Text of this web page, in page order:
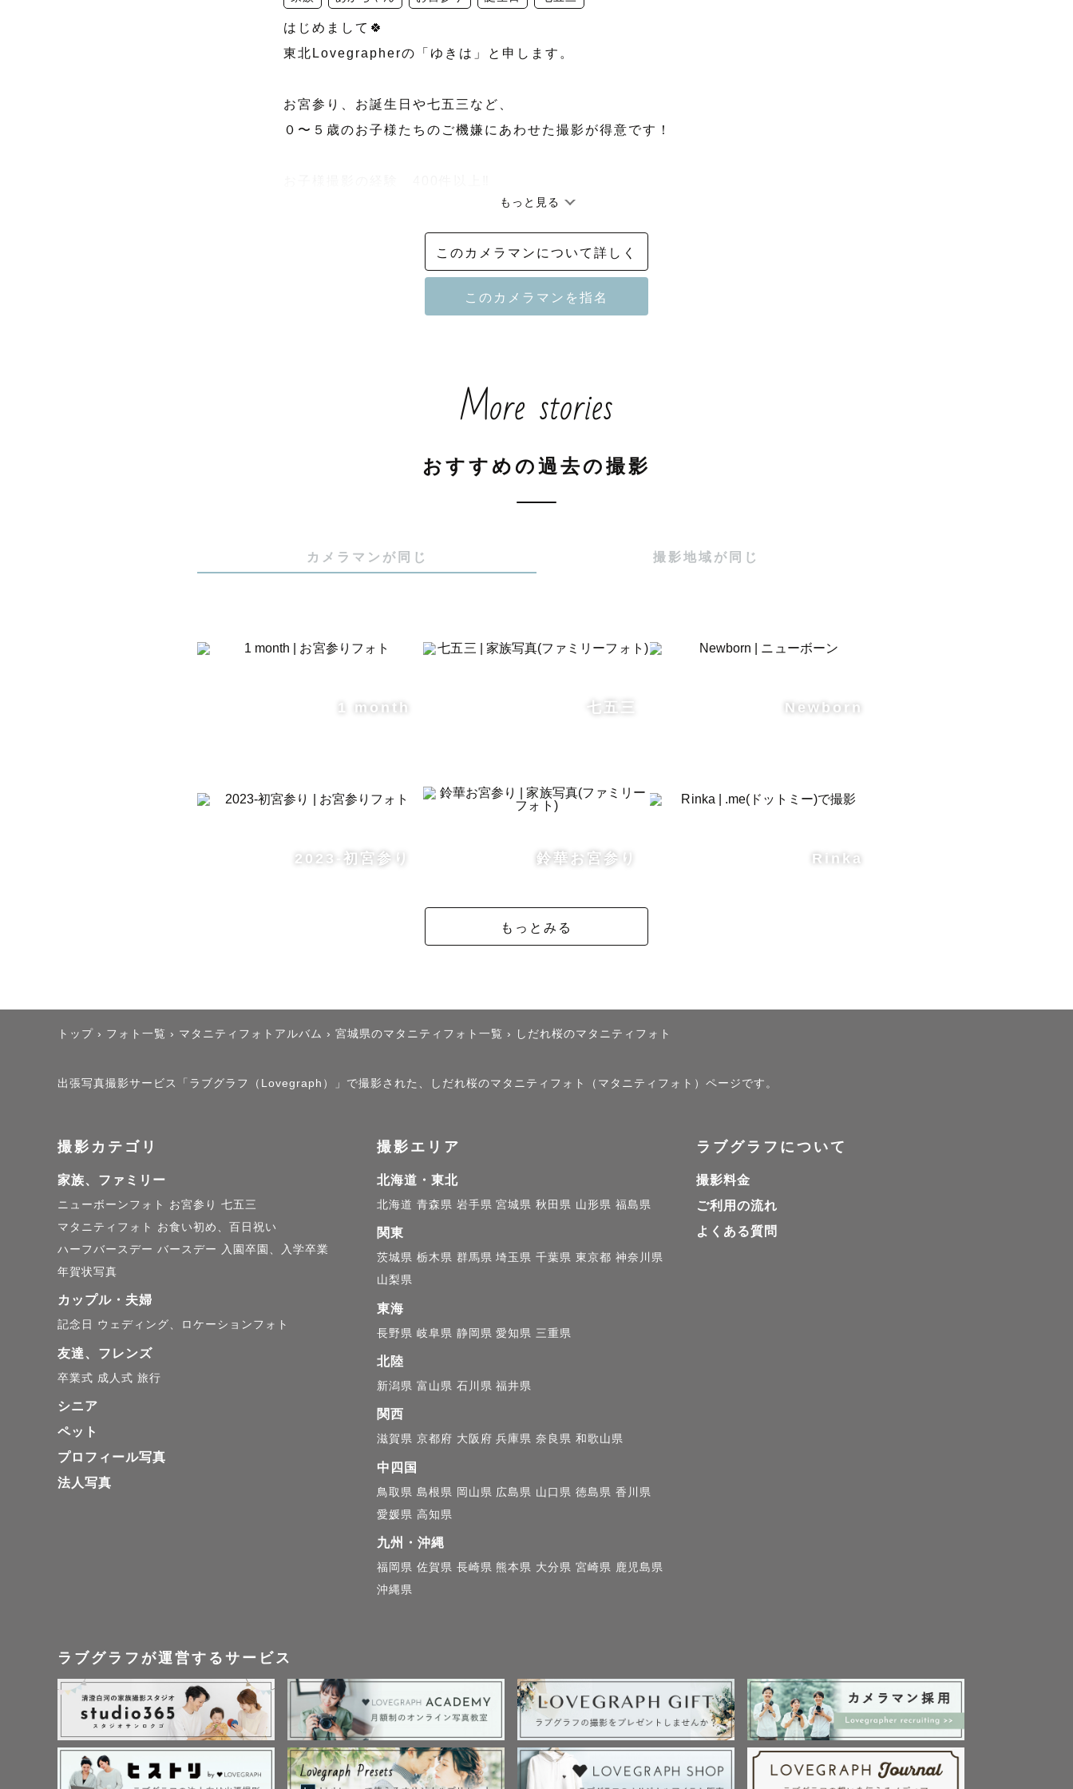
はじめまして🍀
東北Lovegrapherの「ゆきは」と申します。
お宮参り、お誕生日や七五三など、
０〜５歳のお子様たちのご機嫌にあわせた撮影が得意です！
「うちの子可愛い❤️」がいっぱいつまったお写真をお届けします！
🌱人見知りさん、イヤイヤさんも大丈夫！
お子様のご機嫌最優先ですすめていきます
🌱初めてのおでかけも安心！
産後ヨガと親子ふれあい遊び講師として６年の活動歴あり
🔸出張撮影は柔軟な対応ができます。
ご家族と同じ目線でお子さまを見守りながら、撮影をすすめていきます。
親子の活動を長らく続けているためか、
「すごく人見知りなのに、今日は大丈夫みたいです！」と
言っていただくことがとても多いです♡
🔸2人目のお子様のマタニティ撮影や初宮参り
ママのお体の負担や、上のお子様も不安定な時期。
私自身２歳差育児を経験しています。
上のお子様への声かけ、下の子のお世話、最大限サポートさせて頂きます。
🔸お宮参りや七五三
神様にご挨拶に行く大切な行事。
人気の神社様は繁忙期には週３回や１日２回お伺いすることも。
毎回下見も行いますので、当日のご案内はお任せください。
もっと見る
このカメラマンについて詳しく
More stories
おすすめの過去の撮影
カメラマンが同じ 撮影地域が同じ
1 month 七五三 Newborn
2023-初宮参り 鈴華お宮参り Rinka
もっとみる
トップ › フォト一覧 › マタニティフォトアルバム › 宮城県のマタニティフォト一覧 › しだれ桜のマタニティフォト
出張写真撮影サービス「ラブグラフ（Lovegraph）」で撮影された、しだれ桜のマタニティフォト（マタニティフォト）ページです。
撮影カテゴリ
家族、ファミリー
ニューボーンフォト お宮参り 七五三
マタニティフォト
お食い初め、百日祝い
ハーフバースデー バースデー
入園卒園、入学卒業
年賀状写真
カップル・夫婦
記念日 ウェディング、ロケーションフォト
友達、フレンズ
卒業式 成人式 旅行
シニア
ペット
プロフィール写真
法人写真
撮影エリア
北海道・東北
北海道 青森県 岩手県 宮城県 秋田県 山形県 福島県
関東
茨城県 栃木県 群馬県 埼玉県 千葉県 東京都 神奈川県
山梨県
東海
長野県 岐阜県 静岡県 愛知県 三重県
北陸
新潟県 富山県 石川県 福井県
関西
滋賀県 京都府 大阪府 兵庫県 奈良県 和歌山県
中四国
鳥取県 島根県 岡山県 広島県 山口県 徳島県 香川県
愛媛県 高知県
九州・沖縄
福岡県 佐賀県 長崎県 熊本県 大分県 宮崎県 鹿児島県
沖縄県
ラブグラフについて
撮影料金
ご利用の流れ
よくある質問
ラブグラフが運営するサービス